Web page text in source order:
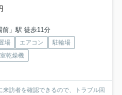
前」駅 徒歩11分
場 エアコン
駐輪場
乾燥機
訪者を確認できるので、トラブル回